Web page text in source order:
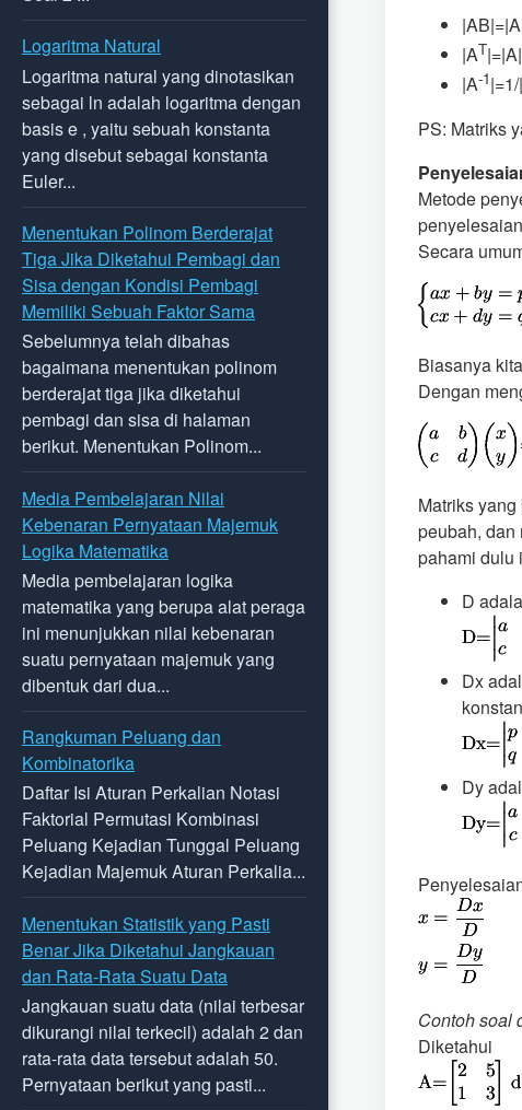
Logaritma Natural
Logaritma natural yang dinotasikan
sebagai ln adalah logaritma dengan
basis e , yaitu sebuah konstanta
yang disebut sebagai konstanta
Euler...
Menentukan Polinom Berderajat
Tiga Jika Diketahui Pembagi dan
Sisa dengan Kondisi Pembagi
Memiliki Sebuah Faktor Sama
Sebelumnya telah dibahas
bagaimana menentukan polinom
berderajat tiga jika diketahui
pembagi dan sisa di halaman
berikut. Menentukan Polinom...
Media Pembelajaran Nilai
Kebenaran Pernyataan Majemuk
Logika Matematika
Media pembelajaran logika
matematika yang berupa alat peraga
ini menunjukkan nilai kebenaran
suatu pernyataan majemuk yang
dibentuk dari dua...
Rangkuman Peluang dan
Kombinatorika
Daftar Isi Aturan Perkalian Notasi
Faktorial Permutasi Kombinasi
Peluang Kejadian Tunggal Peluang
Kejadian Majemuk Aturan Perkalia...
Menentukan Statistik yang Pasti
Benar Jika Diketahui Jangkauan
dan Rata-Rata Suatu Data
Jangkauan suatu data (nilai terbesar
dikurangi nilai terkecil) adalah 2 dan
rata-rata data tersebut adalah 50.
Pernyataan berikut yang pasti...
|AT|=|A|
|A-1
PS: Matriks
Metode
Secara
Biasanya
Dengan
Matriks
peubah, dan
pahami dulu
D
Dx
Dy
Contoh soal
Diketahui